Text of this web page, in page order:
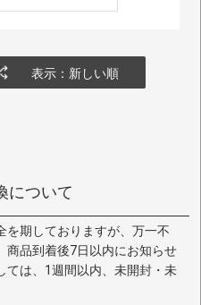
表示：新しい順
について
を期しておりますが、万一不
商品到着後7日以内にお知らせ
ては、1週間以内、未開封・未